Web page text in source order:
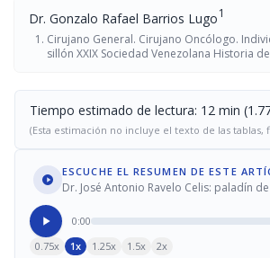
Dr. Gonzalo Rafael Barrios Lugo1
Cirujano General. Cirujano Oncólogo.
sillón XXIX Sociedad Venezolana Historia
Tiempo estimado de lectura: 12 min
(Esta estimación no incluye el texto de las tablas,
ESCUCHE EL RESUMEN DE ESTE
Dr. José Antonio Ravelo Celis: paladín
0:00
0.75x
1x 1.25x 1.5x 2x